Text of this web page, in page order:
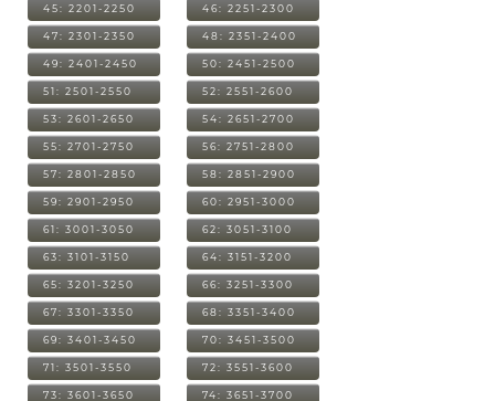
45: 2201-2250 46: 2251-2300
47: 2301-2350 48: 2351-2400
49: 2401-2450 50: 2451-2500
51: 2501-2550 52: 2551-2600
53: 2601-2650 54: 2651-2700
55: 2701-2750 56: 2751-2800
57: 2801-2850 58: 2851-2900
59: 2901-2950 60: 2951-3000
61: 3001-3050 62: 3051-3100
63: 3101-3150 64: 3151-3200
65: 3201-3250 66: 3251-3300
67: 3301-3350 68: 3351-3400
69: 3401-3450 70: 3451-3500
71: 3501-3550 72: 3551-3600
73: 3601-3650 74: 3651-3700